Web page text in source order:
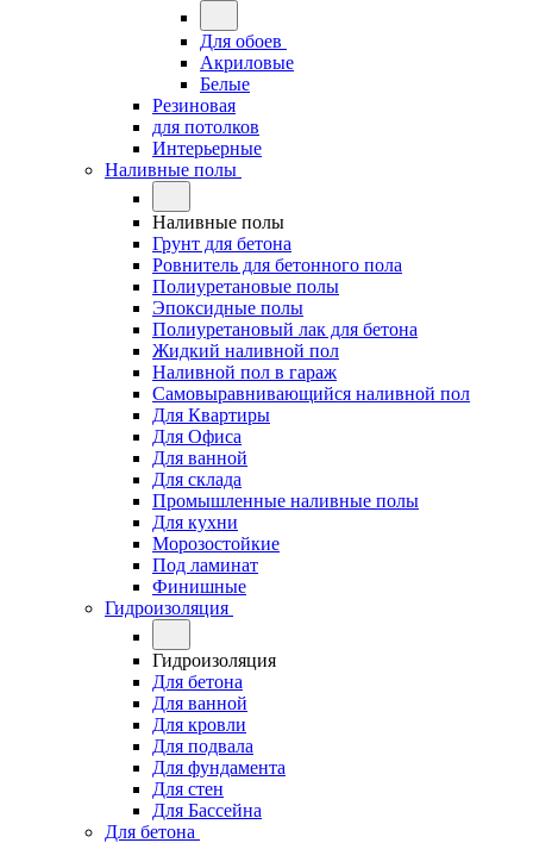
Для обоев
Акриловые
Белые
Резиновая
для потолков
Интерьерные
Наливные полы
Наливные полы
Грунт для бетона
Ровнитель для бетонного пола
Полиуретановые полы
Эпоксидные полы
Полиуретановый лак для бетона
Жидкий наливной пол
Наливной пол в гараж
Самовыравнивающийся наливной пол
Для Квартиры
Для Офиса
Для ванной
Для склада
Промышленные наливные полы
Для кухни
Морозостойкие
Под ламинат
Финишные
Гидроизоляция
Гидроизоляция
Для бетона
Для ванной
Для кровли
Для подвала
Для фундамента
Для стен
Для Бассейна
Для бетона